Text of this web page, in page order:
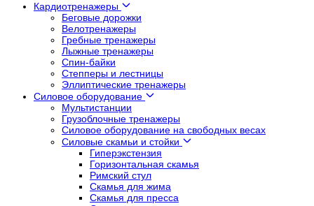
Кардиотренажеры
Беговые дорожки
Велотренажеры
Гребные тренажеры
Лыжные тренажеры
Спин-байки
Степперы и лестницы
Эллиптические тренажеры
Силовое оборудование
Мультистанции
Грузоблочные тренажеры
Силовое оборудование на свободных весах
Силовые скамьи и стойки
Гиперэкстензия
Горизонтальная скамья
Римский стул
Скамья для жима
Скамья для пресса